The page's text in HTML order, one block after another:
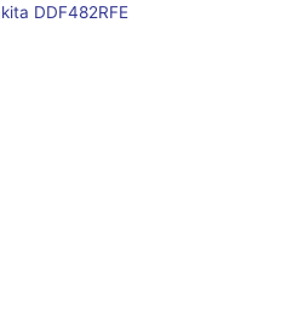
DDF482RFE